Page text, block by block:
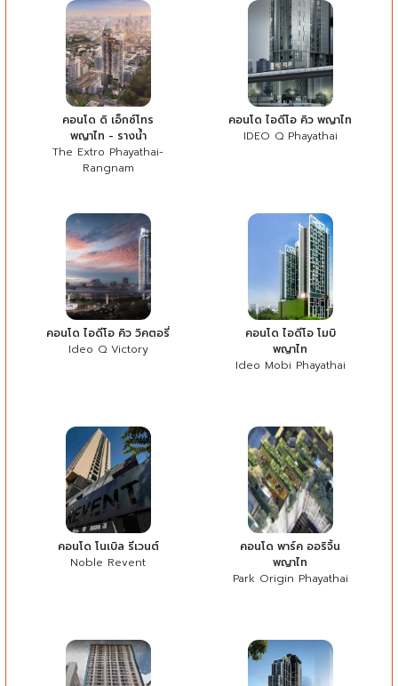
คอนโด ดิ เอ็กซ์โทร
พญาไท - รางน้ำ
The Extro Phayathai-
Rangnam
คอนโด ไอดีโอ คิว พญาไท
IDEO Q Phayathai
คอนโด ไอดีโอ คิว วิคตอรี่
Ideo Q Victory
คอนโด ไอดีโอ โมบิ
พญาไท
Ideo Mobi Phayathai
คอนโด โนเบิล รีเวนต์
Noble Revent
คอนโด พาร์ค ออริจิ้น
พญาไท
Park Origin Phayathai